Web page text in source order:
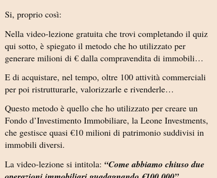
Si, proprio così:
Nella video-lezione gratuita che trovi completando il quiz
qui sotto, è spiegato il metodo che ho utilizzato per
generare milioni di € dalla compravendita di immobili…
E di acquistare, nel tempo, oltre 100 attività commerciali
per poi ristrutturarle, valorizzarle e rivenderle…
Questo metodo è quello che ho utilizzato per creare un
Fondo d’Investimento Immobiliare, la Leone Investments,
che gestisce quasi €10 milioni di patrimonio suddivisi in
immobili diversi.
La video-lezione si intitola: “Come abbiamo chiuso due